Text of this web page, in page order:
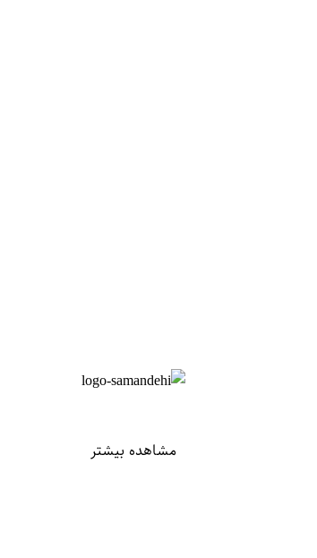
مشاهده بیشتر